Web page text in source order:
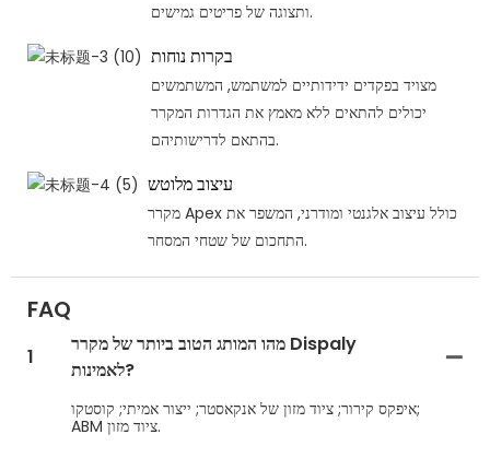
ותצוגה של פריטים גמישים.
בקרות נוחות
מצויד בפקדים ידידותיים למשתמש, המשתמשים
יכולים להתאים ללא מאמץ את הגדרות המקרר
בהתאם לדרישותיהם.
עיצוב מלוטש
מקרר Apex כולל עיצוב אלגנטי ומודרני, המשפר את
התחכום של שטחי המסחר.
FAQ
1
מהו המותג הטוב ביותר של מקרר Dispaly
לאמינות?
איפקס קירור; ציוד מזון של אנקאסטר; ייצור אמיתי; קוסטקו;
ABM ציוד מזון.